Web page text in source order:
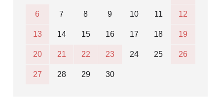
6 7 8 9 10 11 12
13 14 15 16 17 18 19
20 21 22 23 24 25 26
27 28 29 30